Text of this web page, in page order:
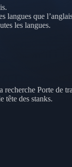
langues que
les langues.
Porte de
tête des stanks.